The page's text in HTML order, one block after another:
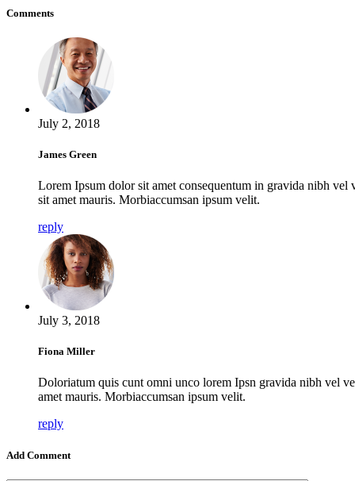
Comments
July 2, 2018
James Green
Lorem Ipsum dolor sit amet consequentum in gravida nibh
sit amet mauris. Morbiaccumsan ipsum velit.
reply
July 3, 2018
Fiona Miller
Doloriatum quis cunt omni unco lorem Ipsn gravida nibh vel
amet mauris. Morbiaccumsan ipsum velit.
reply
Add Comment